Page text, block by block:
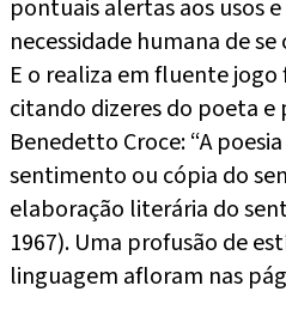
pontuais alertas aos usos
necessidade humana de
E o realiza em fluente
citando dizeres do poeta
Benedetto Croce: “A
sentimento ou cópia do
elaboração literária do
1967). Uma profusão de
linguagem afloram nas